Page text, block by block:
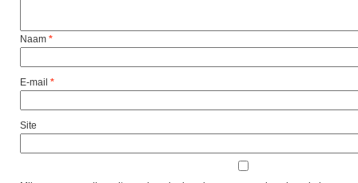
Naam *
E-mail *
Site